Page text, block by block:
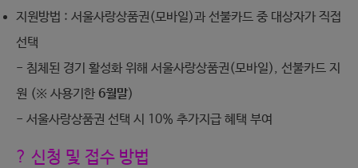
지원방법 : 서울사랑상품권(모바일)과 선불카드 중 대상자가 직접
선택
- 침체된 경기 활성화 위해 서울사랑상품권(모바일), 선불카드 지
원 (※ 사용기한 6월말)
- 서울사랑상품권 선택 시 10% 추가지급 혜택 부여
? 신청 및 접수 방법